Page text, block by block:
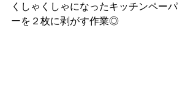
くしゃくしゃになったキッチンペーパ
ーを２枚に剥がす作業◎